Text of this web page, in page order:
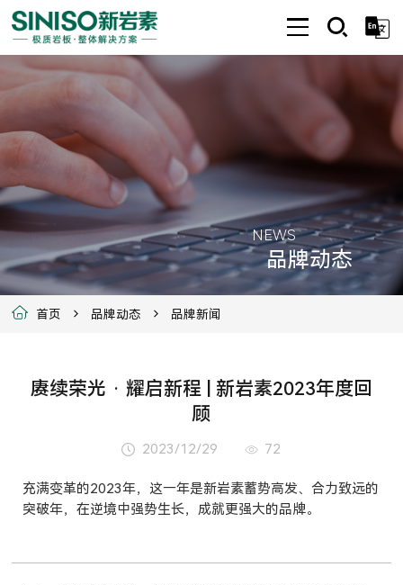
NEWS
品牌动态
首页 品牌动态 品牌新闻
赓续荣光 · 耀启新程 | 新岩素2023年度回
顾
2023/12/29 72
充满变革的2023年，这一年是新岩素蓄势高发、合力致远的
突破年，在逆境中强势生长，成就更强大的品牌。